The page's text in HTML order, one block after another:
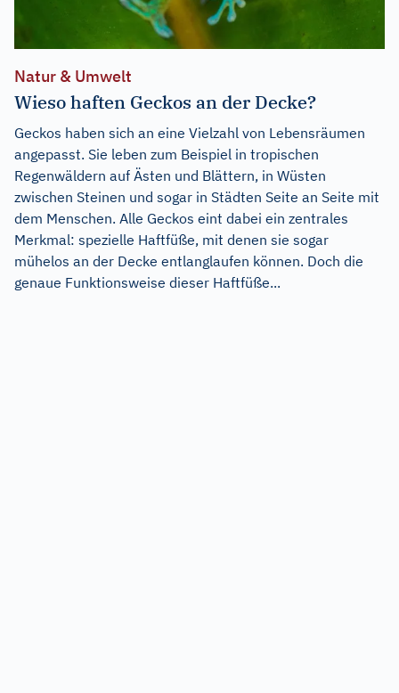
Natur & Umwelt
Wieso haften Geckos an der Decke?
Geckos haben sich an eine Vielzahl von Lebensräumen
angepasst. Sie leben zum Beispiel in tropischen
Regenwäldern auf Ästen und Blättern, in Wüsten
zwischen Steinen und sogar in Städten Seite an Seite mit
dem Menschen. Alle Geckos eint dabei ein zentrales
Merkmal: spezielle Haftfüße, mit denen sie sogar
mühelos an der Decke entlanglaufen können. Doch die
genaue Funktionsweise dieser Haftfüße...